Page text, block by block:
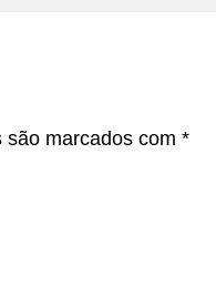
são marcados com *